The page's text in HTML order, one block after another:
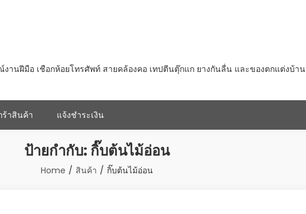
นฝีมือ เชือกห้อยโทรศัพท์ สายคล้องคอ เทปตีนตุ๊กแก ยางกันลื่น และของตกแต่งบ้าน
ร้าสินค้า แจ้งชำระเงิน
ป้ายกำกับ: กิ๊บต้นไม้อ่อน
Home สินค้า กิ๊บต้นไม้อ่อน